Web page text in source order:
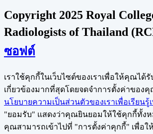
Copyright 2025 Royal
Radiologists of Thailand
ซอฟต์
เราใช้คุกกี้ในเว็บไซต์ของเราเพื่อให้คุณได้
เกี่ยวข้องมากที่สุดโดยจดจำการตั้งค่าของ
นโยบายความเป็นส่วนตัวของเราเพื่อเรียนรู้
"ยอมรับ" แสดงว่าคุณยินยอมให้ใช้คุกกี้ทั้งห
คุณสามารถเข้าไปที่ "การตั้งค่าคุกกี้" เพื่อ